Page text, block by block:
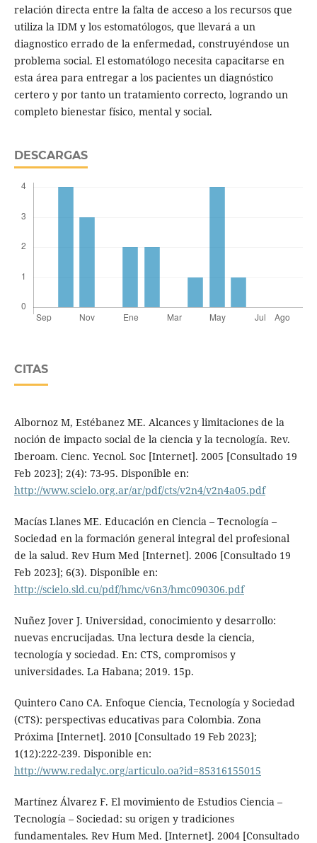
relación directa entre la falta de acceso a los recursos que
utiliza la IDM y los estomatólogos, que llevará a un
diagnostico errado de la enfermedad, construyéndose un
problema social. El estomatólogo necesita capacitarse en
esta área para entregar a los pacientes un diagnóstico
certero y por tanto un tratamiento correcto, logrando un
completo bienestar físico, mental y social.
DESCARGAS
CITAS
Albornoz M, Estébanez ME. Alcances y limitaciones de la
noción de impacto social de la ciencia y la tecnología. Rev.
Iberoam. Cienc. Yecnol. Soc [Internet]. 2005 [Consultado 19
Feb 2023]; 2(4): 73-95. Disponible en:
http://www.scielo.org.ar/ar/pdf/cts/v2n4/v2n4a05.pdf
Macías Llanes ME. Educación en Ciencia – Tecnología –
Sociedad en la formación general integral del profesional
de la salud. Rev Hum Med [Internet]. 2006 [Consultado 19
Feb 2023]; 6(3). Disponible en:
http://scielo.sld.cu/pdf/hmc/v6n3/hmc090306.pdf
Nuñez Jover J. Universidad, conocimiento y desarrollo:
nuevas encrucijadas. Una lectura desde la ciencia,
tecnología y sociedad. En: CTS, compromisos y
universidades. La Habana; 2019. 15p.
Quintero Cano CA. Enfoque Ciencia, Tecnología y Sociedad
(CTS): perspectivas educativas para Colombia. Zona
Próxima [Internet]. 2010 [Consultado 19 Feb 2023];
1(12):222-239. Disponible en:
http://www.redalyc.org/articulo.oa?id=85316155015
Martínez Álvarez F. El movimiento de Estudios Ciencia –
Tecnología – Sociedad: su origen y tradiciones
fundamentales. Rev Hum Med. [Internet]. 2004 [Consultado